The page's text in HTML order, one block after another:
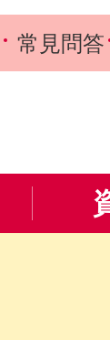
常見問答